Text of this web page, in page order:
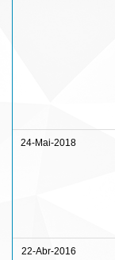
24-Mai-2018
22-Abr-2016